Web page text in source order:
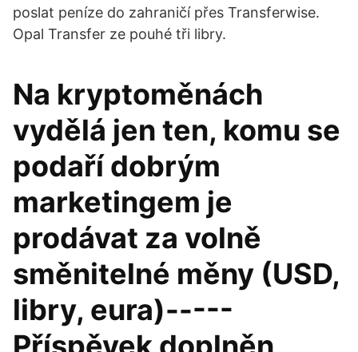
poslat peníze do zahraničí přes Transferwise.
Opal Transfer ze pouhé tři libry.
Na kryptoměnách
vydělá jen ten, komu se
podaří dobrým
marketingem je
prodávat za volně
směnitelné měny (USD,
libry, eura)-----